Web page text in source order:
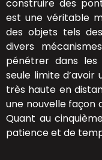
construire des
est une véritable
des objets tels
divers
pénétrer dans
seule limite d’avoir
très haute en
une nouvelle façon
Quant au
patience et de